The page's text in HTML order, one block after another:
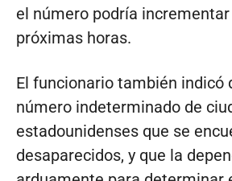
el número podría
próximas horas.
El funcionario también indicó
número indeterminado de
estadounidenses que se
desaparecidos, y que la